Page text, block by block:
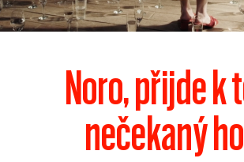
Noro, přijde k
nečekaný